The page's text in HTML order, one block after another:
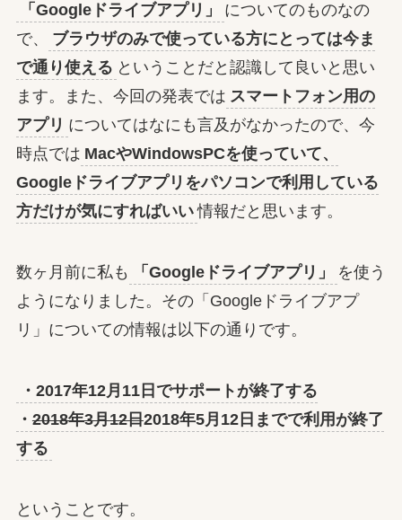
「Googleドライブアプリ」
についてのものなの
で、
ブラウザのみで使っている方にとっては今ま
で通り使える ということだと認識して良いと思い
ます。また、今回の発表では スマートフォン用の
アプリ についてはなにも言及がなかったので、今
時点では MacやWindowsPCを使っていて、
Googleドライブアプリをパソコンで利用している
方だけが気にすればいい 情報だと思います。
数ヶ月前に私も 「Googleドライブアプリ」
を使う
ようになりました。その「Googleドライブアプ
リ」についての情報は以下の通りです。
・2017年12月11日でサポートが終了する
・ 2018年3月12日2018年5月12日までで利用が終了
する
ということです。